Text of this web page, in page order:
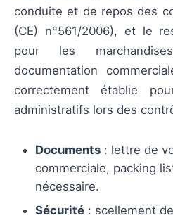
conduite et de repos des
(CE) n°561/2006), et le
pour les
documentation
correctement établie
administratifs lors des
Documents : lettre de
commerciale, packing
nécessaire.
Sécurité : scellement